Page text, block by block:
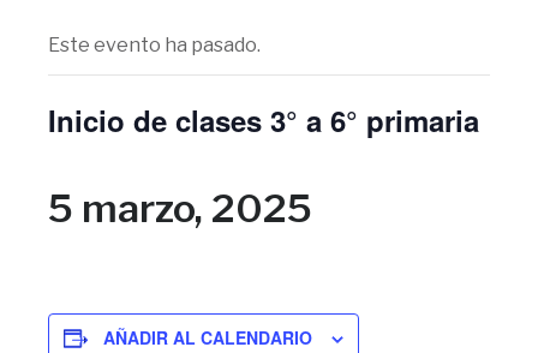
Este evento ha pasado.
Inicio de clases 3° a 6° primaria
5 marzo, 2025
AÑADIR AL CALENDARIO